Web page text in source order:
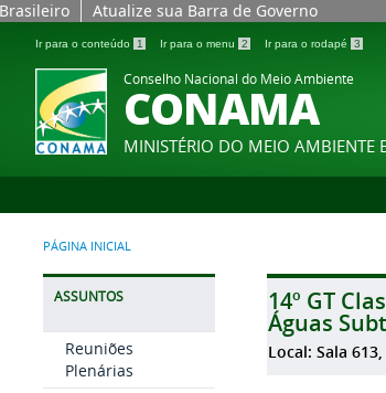
Atualize sua Barra de Governo
Ir para o conteúdo 1 Ir para o menu 2 Ir para o rodapé 3
Conselho Nacional do Meio Ambiente
CONAMA
MINISTÉRIO DO MEIO AMBIENTE
PÁGINA INICIAL
ASSUNTOS
Reuniões
Plenárias
14º GT
Águas
Local: Sala